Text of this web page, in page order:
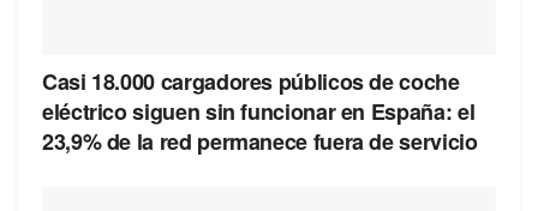
Casi 18.000 cargadores públicos de coche
eléctrico siguen sin funcionar en España: el
23,9% de la red permanece fuera de servicio